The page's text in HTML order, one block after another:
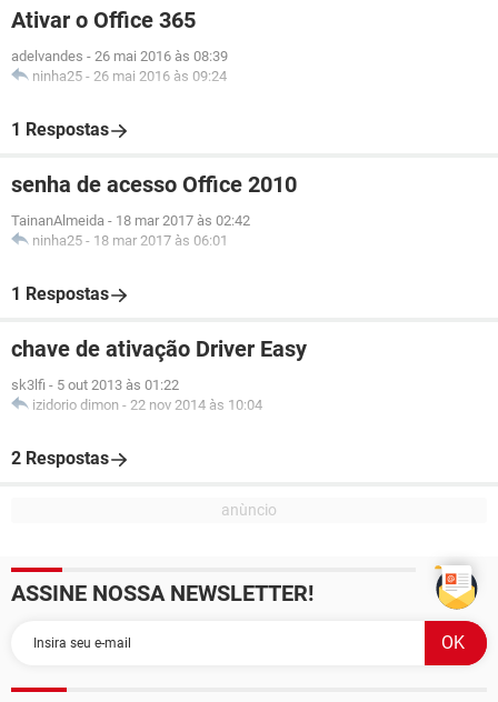
Ativar o Office 365
adelvandes - 26 mai 2016 às 08:39
ninha25 - 26 mai 2016 às 09:24
1 Respostas
senha de acesso Office 2010
TainanAlmeida - 18 mar 2017 às 02:42
ninha25 - 18 mar 2017 às 06:01
1 Respostas
chave de ativação Driver Easy
sk3lfi - 5 out 2013 às 01:22
izidorio dimon - 22 nov 2014 às 10:04
2 Respostas
ASSINE NOSSA NEWSLETTER!